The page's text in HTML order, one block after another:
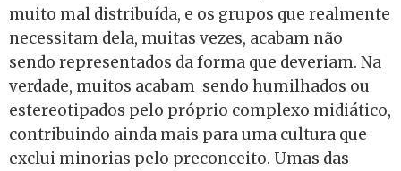
muito mal distribuída, e os grupos que realmente
necessitam dela, muitas vezes, acabam não
sendo representados da forma que deveriam. Na
verdade, muitos acabam sendo humilhados ou
estereotipados pelo próprio complexo midiático,
contribuindo ainda mais para uma cultura que
exclui minorias pelo preconceito. Umas das